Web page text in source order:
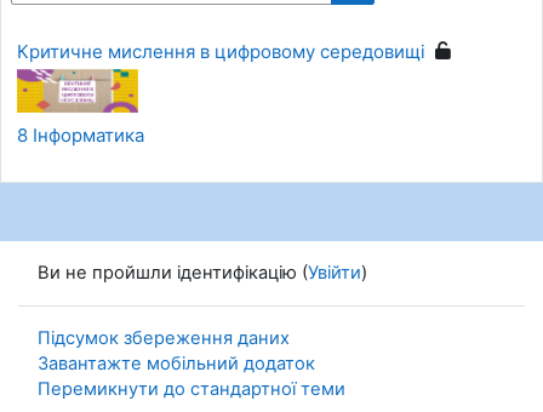
Пошук курсів
Критичне мислення в цифровому середовищі
8 Інформатика
Ви не пройшли ідентифікацію (Увійти)
Підсумок збереження даних
Завантажте мобільний додаток
Перемикнути до стандартної теми